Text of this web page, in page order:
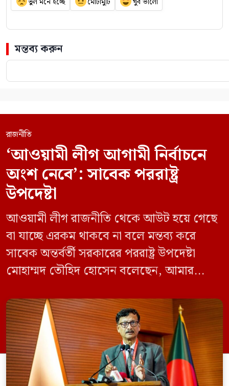
মন্তব্য করুন
রাজনীতি
‘আওয়ামী লীগ আগামী নির্বাচনে
অংশ নেবে’: সাবেক পররাষ্ট্র
উপদেষ্টা
আওয়ামী লীগ রাজনীতি থেকে আউট হয়ে গেছে
বা যাচ্ছে এরকম থাকবে না বলে মন্তব্য করে
সাবেক অন্তর্বর্তী সরকারের পররাষ্ট্র উপদেষ্টা
মোহাম্মদ তৌহিদ হোসেন বলেছেন, আমার
নির্বাচনে অংশ নেবে। সম্প্রতি দেশের একটি
বেসরকারি টেলিভিশনে দেয়া সাক্ষাৎকারে তিনি
এসব কথা বলেন। আওয়ামী লীগ সরকারের সময়
হওয়া অত্যাচার-নিপীড়ন মানুষ ভুলে যাবে এমন
[…]